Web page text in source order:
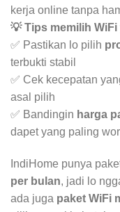
kerja online tanpa
💡 Tips memilih
✅ Pastikan lo pilih
terbukti stabil
✅ Cek kecepatan
asal pilih
✅ Bandingin harga
dapet yang paling
IndiHome punya
per bulan, jadi lo
ada juga paket WiFi